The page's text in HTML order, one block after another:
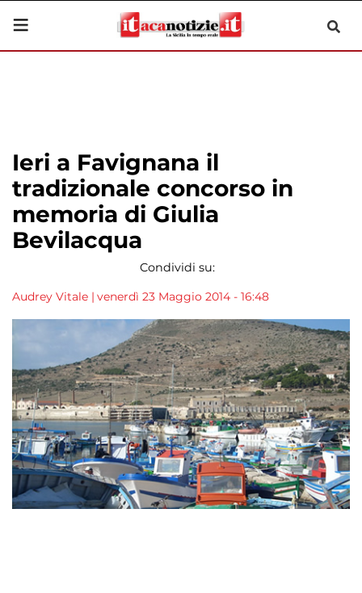
Ieri a Favignana il
tradizionale concorso in
memoria di Giulia
Bevilacqua
Condividi su:
Audrey Vitale | venerdì 23 Maggio 2014 - 16:48